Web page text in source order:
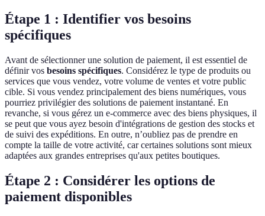
Étape 1 : Identifier vos besoins
spécifiques
Avant de sélectionner une solution de paiement, il est essentiel de
définir vos besoins spécifiques. Considérez le type de produits ou
services que vous vendez, votre volume de ventes et votre public
cible. Si vous vendez principalement des biens numériques, vous
pourriez privilégier des solutions de paiement instantané. En
revanche, si vous gérez un e-commerce avec des biens physiques, il
se peut que vous ayez besoin d'intégrations de gestion des stocks et
de suivi des expéditions. En outre, n’oubliez pas de prendre en
compte la taille de votre activité, car certaines solutions sont mieux
adaptées aux grandes entreprises qu'aux petites boutiques.
Étape 2 : Considérer les options de
paiement disponibles